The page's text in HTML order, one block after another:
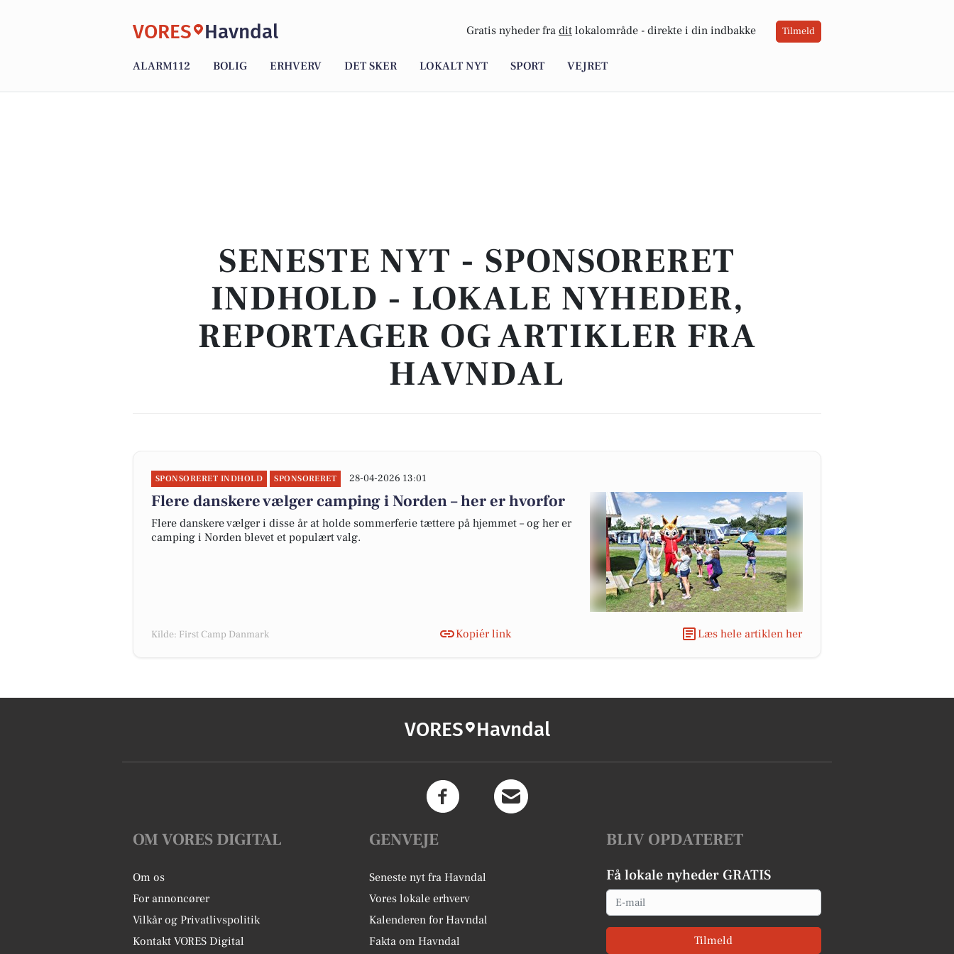
VORES Havndal Gratis nyheder fra dit lokalområde - direkte i din indbakke Tilmeld
ALARM112 BOLIG ERHVERV DET SKER LOKALT NYT SPORT VEJRET
SENESTE NYT - SPONSORERET
INDHOLD - LOKALE NYHEDER,
REPORTAGER OG ARTIKLER FRA
HAVNDAL
SPONSORERET INDHOLD SPONSORERET 28-04-2026 13:01
Flere danskere vælger camping i Norden – her er hvorfor
Flere danskere vælger i disse år at holde sommerferie tættere på hjemmet – og her er
camping i Norden blevet et populært valg.
Kilde: First Camp Danmark Kopiér link Læs hele artiklen her
VORES Havndal
OM VORES DIGITAL
Om os
For annoncører
Vilkår og Privatlivspolitik
Kontakt VORES Digital
GENVEJE
Seneste nyt fra Havndal
Vores lokale erhverv
Kalenderen for Havndal
Fakta om Havndal
BLIV OPDATERET
Få lokale nyheder GRATIS
Email
Tilmeld